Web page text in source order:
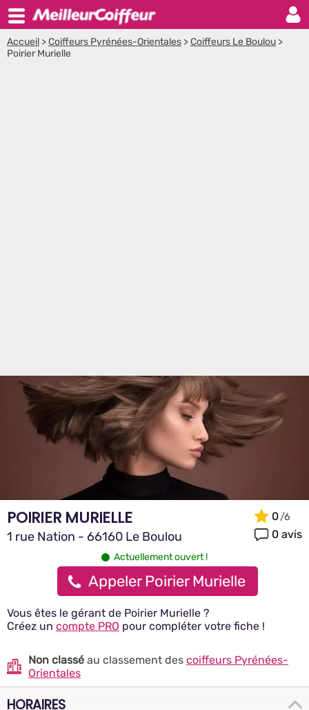
Accueil >Coiffeurs Pyrénées-Orientales >Coiffeurs Le Boulou >
Poirier Murielle
POIRIER MURIELLE
1 rue Nation - 66160 Le Boulou
0
0 avis
Actuellement ouvert !
Appeler Poirier Murielle
Vous êtes le gérant de Poirier Murielle ?
Créez un compte PRO pour compléter votre fiche !
Non classé au classement descoiffeurs Pyrénées-
Orientales
HORAIRES